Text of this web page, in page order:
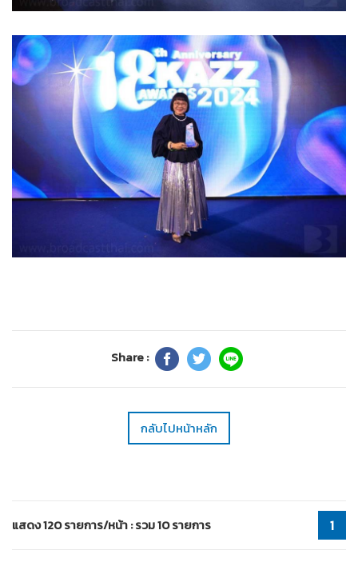
Share :
กลับไปหน้าหลัก
แสดง 120 รายการ/หน้า : รวม 10 รายการ 1